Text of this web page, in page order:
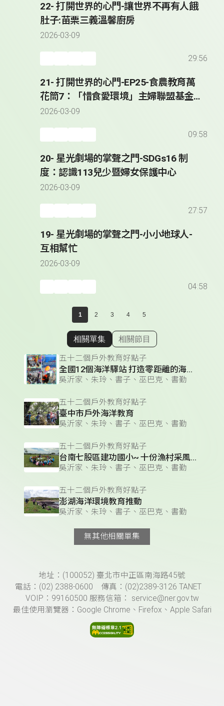
22- 打開世界的心門-讓世界不再有人餓
肚子:苗栗三義溫馨廚房
2026-03-09
29:56
21- 打開世界的心門-EP25-食農教育萬
花筒7：「惜食愛環境」主婦聯盟基金
會｜餐桌遊寶島
2026-03-09
09:58
20- 星光劇場的掌聲之門-SDGs16 制
度：認識113兒少暨婦女保護中心
2026-03-09
27:57
19- 星光劇場的掌聲之門-小小地球人-
互相幫忙
2026-03-09
04:58
1 2 3 4 5
顯示相關單集
相關單集 相關節目
五十二個戶外教育好點子
全國12個海洋驛站 打造零距離的海洋知識體驗
吳沂家、朱玲、書子、巫巴克、書勤
五十二個戶外教育好點子
臺中市戶外海洋教育
吳沂家、朱玲、書子、巫巴克、書勤
五十二個戶外教育好點子
台南七股區建功國小~ 十份漁村采風情 蛤什麼蛤?
吳沂家、朱玲、書子、巫巴克、書勤
五十二個戶外教育好點子
澎湖海洋環境教育推動
吳沂家、朱玲、書子、巫巴克、書勤
無其他相關單集
頁尾資訊地址：(100052) 臺北市中正區南海路45號
電話：(02) 2388-0600 傳真：(02)2389-3126 TANET
VOIP：99160500 服務信箱： service@ner.gov.tw
最佳使用瀏覽器：Google Chrome、Firefox、Apple Safari